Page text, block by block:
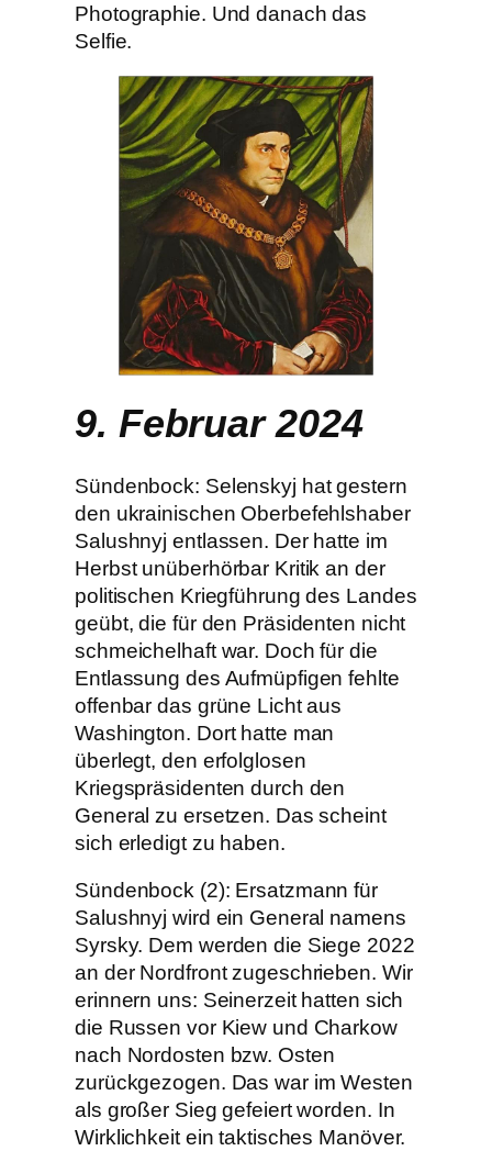
Photographie. Und danach das
Selfie.
9. Februar 2024
Sündenbock: Selenskyj hat gestern
den ukrainischen Oberbefehlshaber
Salushnyj entlassen. Der hatte im
Herbst unüberhörbar Kritik an der
politischen Kriegführung des Landes
geübt, die für den Präsidenten nicht
schmeichelhaft war. Doch für die
Entlassung des Aufmüpfigen fehlte
offenbar das grüne Licht aus
Washington. Dort hatte man
überlegt, den erfolglosen
Kriegspräsidenten durch den
General zu ersetzen. Das scheint
sich erledigt zu haben.
Sündenbock (2): Ersatzmann für
Salushnyj wird ein General namens
Syrsky. Dem werden die Siege 2022
an der Nordfront zugeschrieben. Wir
erinnern uns: Seinerzeit hatten sich
die Russen vor Kiew und Charkow
nach Nordosten bzw. Osten
zurückgezogen. Das war im Westen
als großer Sieg gefeiert worden. In
Wirklichkeit ein taktisches Manöver.